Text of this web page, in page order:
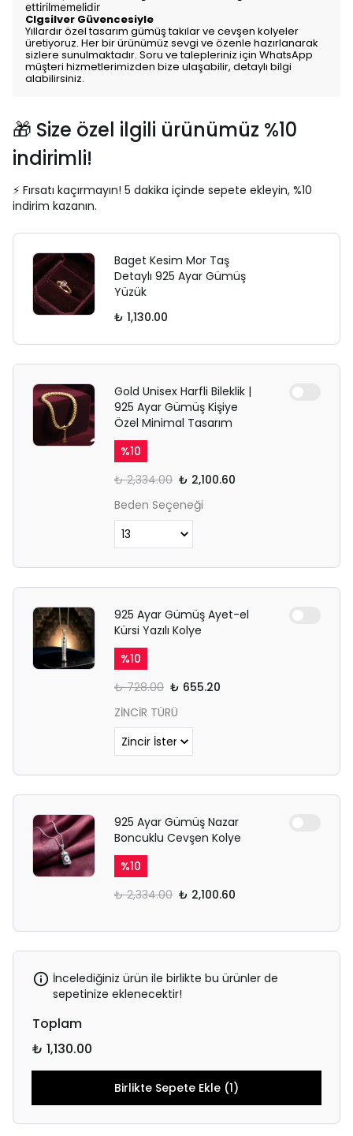
ettirilmemelidir
Clgsilver Güvencesiyle
Yıllardır özel tasarım gümüş takılar ve cevşen kolyeler
üretiyoruz. Her bir ürünümüz sevgi ve özenle hazırlanarak
sizlere sunulmaktadır. Soru ve talepleriniz için WhatsApp
müşteri hizmetlerimizden bize ulaşabilir, detaylı bilgi
alabilirsiniz.
🎁 Size özel ilgili ürünümüz %10
indirimli!
⚡ Fırsatı kaçırmayın! 5 dakika içinde sepete ekleyin, %10
indirim kazanın.
Baget Kesim Mor Taş
Detaylı 925 Ayar Gümüş
Yüzük
₺ 1,130.00
Gold Unisex Harfli Bileklik |
925 Ayar Gümüş Kişiye
Özel Minimal Tasarım
%10
₺ 2,334.00 ₺ 2,100.60
Beden Seçeneği
925 Ayar Gümüş Ayet-el
Kürsi Yazılı Kolye
%10
₺ 728.00 ₺ 655.20
ZİNCİR TÜRÜ
925 Ayar Gümüş Nazar
Boncuklu Cevşen Kolye
%10
₺ 2,334.00 ₺ 2,100.60
İncelediğiniz ürün ile birlikte bu ürünler de
sepetinize eklenecektir!
Toplam
₺ 1,130.00
Birlikte Sepete Ekle (1)